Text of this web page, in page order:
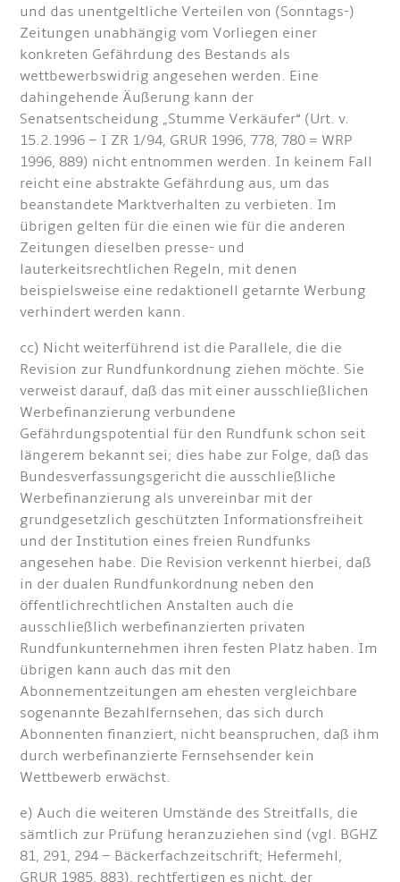
und das unentgeltliche Verteilen von (Sonntags-)
Zeitungen unabhängig vom Vorliegen einer
konkreten Gefährdung des Bestands als
wettbewerbswidrig angesehen werden. Eine
dahingehende Äußerung kann der
Senatsentscheidung „Stumme Verkäufer“ (Urt. v.
15.2.1996 – I ZR 1/94, GRUR 1996, 778, 780 = WRP
1996, 889) nicht entnommen werden. In keinem Fall
reicht eine abstrakte Gefährdung aus, um das
beanstandete Marktverhalten zu verbieten. Im
übrigen gelten für die einen wie für die anderen
Zeitungen dieselben presse- und
lauterkeitsrechtlichen Regeln, mit denen
beispielsweise eine redaktionell getarnte Werbung
verhindert werden kann.
cc) Nicht weiterführend ist die Parallele, die die
Revision zur Rundfunkordnung ziehen möchte. Sie
verweist darauf, daß das mit einer ausschließlichen
Werbefinanzierung verbundene
Gefährdungspotential für den Rundfunk schon seit
längerem bekannt sei; dies habe zur Folge, daß das
Bundesverfassungsgericht die ausschließliche
Werbefinanzierung als unvereinbar mit der
grundgesetzlich geschützten Informationsfreiheit
und der Institution eines freien Rundfunks
angesehen habe. Die Revision verkennt hierbei, daß
in der dualen Rundfunkordnung neben den
öffentlichrechtlichen Anstalten auch die
ausschließlich werbefinanzierten privaten
Rundfunkunternehmen ihren festen Platz haben. Im
übrigen kann auch das mit den
Abonnementzeitungen am ehesten vergleichbare
sogenannte Bezahlfernsehen, das sich durch
Abonnenten finanziert, nicht beanspruchen, daß ihm
durch werbefinanzierte Fernsehsender kein
Wettbewerb erwächst.
e) Auch die weiteren Umstände des Streitfalls, die
sämtlich zur Prüfung heranzuziehen sind (vgl. BGHZ
81, 291, 294 – Bäckerfachzeitschrift; Hefermehl,
GRUR 1985, 883), rechtfertigen es nicht, der